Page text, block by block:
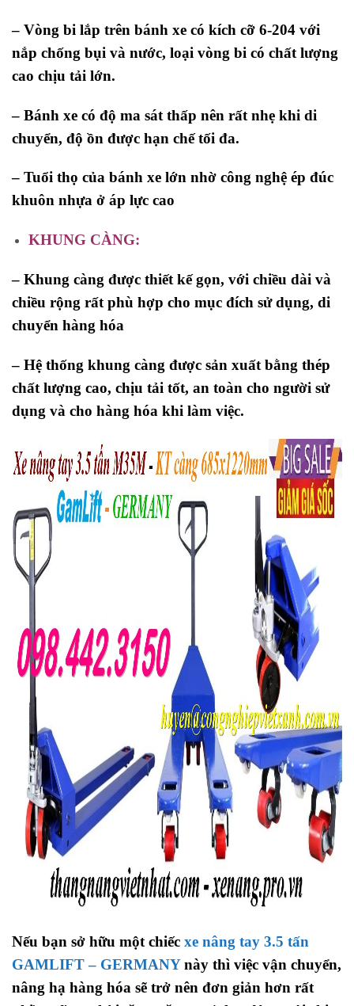
– Vòng bi lắp trên bánh xe có kích cỡ 6-204 với
nắp chống bụi và nước, loại vòng bi có chất lượng
cao chịu tải lớn.
– Bánh xe có độ ma sát thấp nên rất nhẹ khi di
chuyển, độ ồn được hạn chế tối đa.
– Tuổi thọ của bánh xe lớn nhờ công nghệ ép đúc
khuôn nhựa ở áp lực cao
KHUNG CÀNG:
– Khung càng được thiết kế gọn, với chiều dài và
chiều rộng rất phù hợp cho mục đích sử dụng, di
chuyển hàng hóa
– Hệ thống khung càng được sản xuất bằng thép
chất lượng cao, chịu tải tốt, an toàn cho người sử
dụng và cho hàng hóa khi làm việc.
Nếu bạn sở hữu một chiếc xe nâng tay 3.5 tấn
GAMLIFT – GERMANYnày thì việc vận chuyển,
nâng hạ hàng hóa sẽ trở nên đơn giản hơn rất